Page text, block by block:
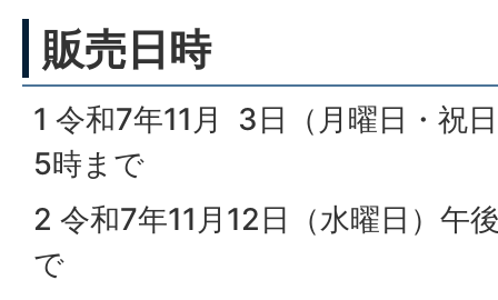
販売日時
1 令和7年11月 3日（月曜日・祝
5時まで
2 令和7年11月12日（水曜日）午
で